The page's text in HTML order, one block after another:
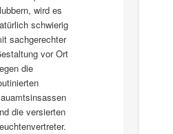
wird es
schwierig
sachgerechter
vor Ort
die
die versierten